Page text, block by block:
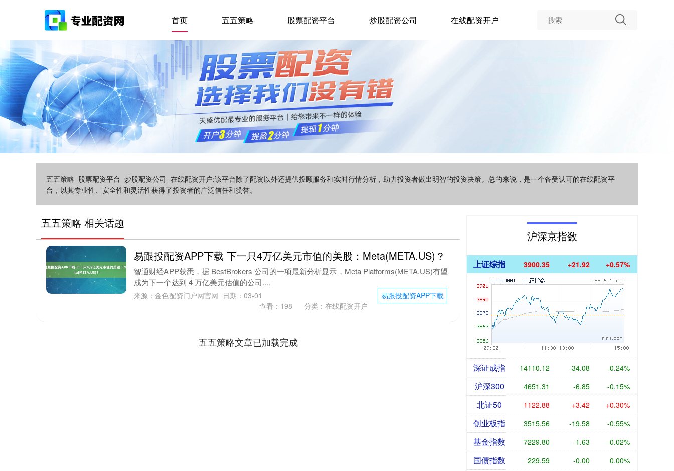
首页 五五策略 股票配资平台 炒股配资公司 在线配资开户
五五策略_股票配资平台_炒股配资公司_在线配资开户:该平台除了配资以外还提供投顾服务和实时行情分析，助力投资者做出明智的投资决策。总的来说，是一个备受认可的在线配资平
台，以其专业性、安全性和灵活性获得了投资者的广泛信任和赞誉。
五五策略 相关话题
易跟投配资APP下载 下一只4万亿美元市值的美股：Meta(META.US)？
智通财经APP获悉，据 BestBrokers 公司的一项最新分析显示，Meta Platforms(META.US)有望
成为下一个达到 4 万亿美元估值的公司....
易跟投配资APP下载
来源：金色配资门户网官网 日期：03-01
查看： 198 分类： 在线配资开户
五五策略文章已加载完成
沪深京指数
上证综指 3900.35 +21.92 +0.57%
深证成指 14110.12 -34.08 -0.24%
沪深300 4651.31 -6.85 -0.15%
北证50 1122.88 +3.42 +0.30%
创业板指 3515.56 -19.58 -0.55%
基金指数 7229.80 -1.63 -0.02%
国债指数 229.59 -0.00 0.00%